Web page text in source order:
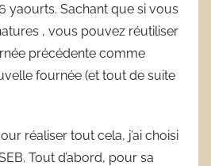
yaourts. Sachant que si vous
, vous pouvez réutiliser
précédente comme
fournée (et tout de suite
réaliser tout cela, j’ai choisi
Tout d’abord, pour sa